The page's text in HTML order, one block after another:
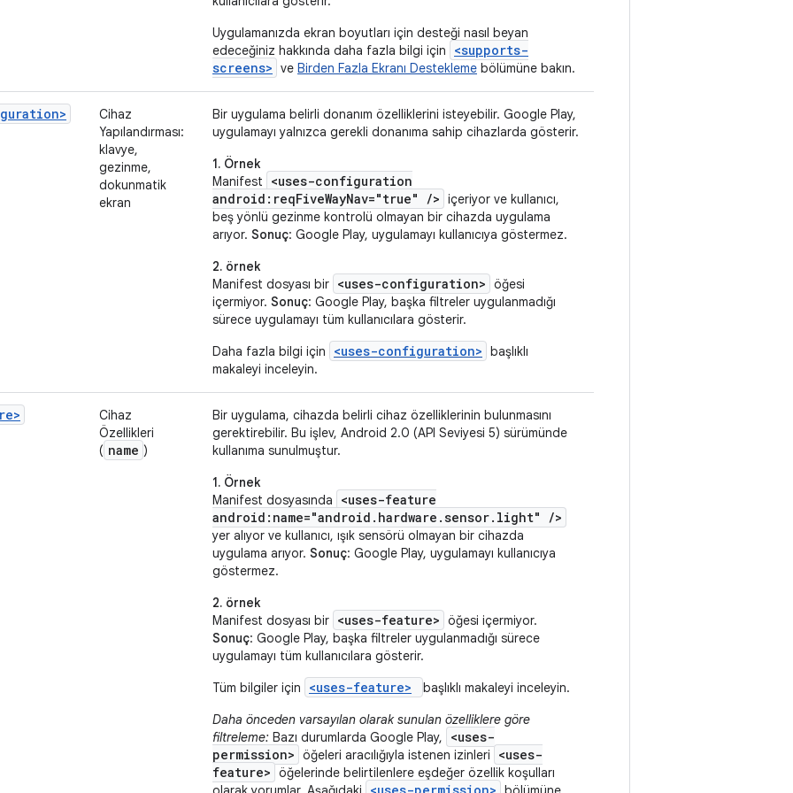
Uygulamanızda ekran boyutları için desteği nasıl beyan
edeceğiniz hakkında daha fazla bilgi için
<supports-
screens> ve Birden Fazla Ekranı Destekleme bölümüne bakın.
Cihaz
Yapılandırması:
klavye,
gezinme,
dokunmatik
ekran
Bir uygulama belirli donanım özelliklerini isteyebilir. Google Play,
uygulamayı yalnızca gerekli donanıma sahip cihazlarda gösterir.
1. Örnek
Manifest
<uses-configuration
android:reqFiveWayNav="true" /> içeriyor ve kullanıcı,
beş yönlü gezinme kontrolü olmayan bir cihazda uygulama
arıyor. Sonuç: Google Play, uygulamayı kullanıcıya göstermez.
2. örnek
Manifest dosyası bir <uses-configuration> öğesi
içermiyor. Sonuç: Google Play, başka filtreler uygulanmadığı
sürece uygulamayı tüm kullanıcılara gösterir.
Daha fazla bilgi için
<uses-configuration> başlıklı
makaleyi inceleyin.
Cihaz
Özellikleri
( name )
Bir uygulama, cihazda belirli cihaz özelliklerinin bulunmasını
gerektirebilir. Bu işlev, Android 2.0 (API Seviyesi 5) sürümünde
kullanıma sunulmuştur.
1. Örnek
Manifest dosyasında
<uses-feature
android:name="android.hardware.sensor.light" />
yer alıyor ve kullanıcı, ışık sensörü olmayan bir cihazda
uygulama arıyor. Sonuç: Google Play, uygulamayı kullanıcıya
göstermez.
2. örnek
Manifest dosyası bir <uses-feature> öğesi içermiyor.
Sonuç: Google Play, başka filtreler uygulanmadığı sürece
uygulamayı tüm kullanıcılara gösterir.
Tüm bilgiler için
<uses-feature>
başlıklı makaleyi inceleyin.
Daha önceden varsayılan olarak sunulan özelliklere göre
filtreleme: Bazı durumlarda Google Play,
<uses-
permission> öğeleri aracılığıyla istenen izinleri
<uses-
feature> öğelerinde belirtilenlere eşdeğer özellik koşulları